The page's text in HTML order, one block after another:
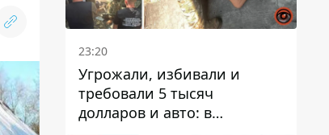
23:20
Угрожали, избивали и
требовали 5 тысяч
долларов и авто: в